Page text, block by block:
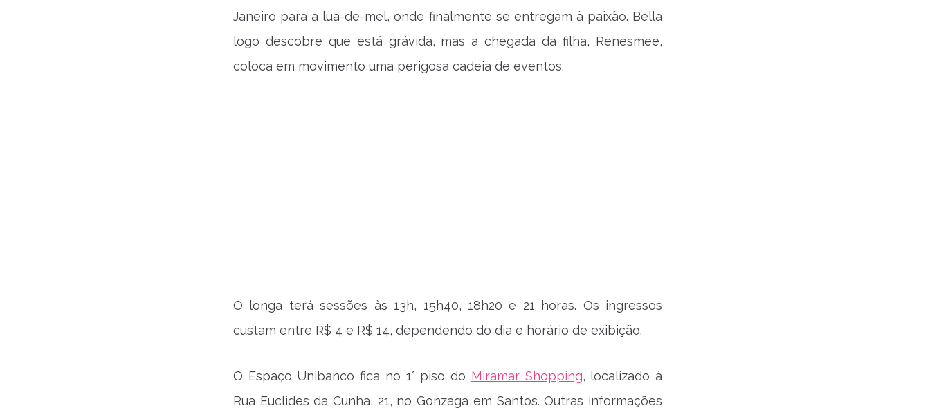
Janeiro para a lua-de-mel, onde finalmente se entregam à paixão. Bella
logo descobre que está grávida, mas a chegada da filha, Renesmee,
coloca em movimento uma perigosa cadeia de eventos.
O longa terá sessões às 13h, 15h40, 18h20 e 21 horas. Os ingressos
custam entre R$ 4 e R$ 14, dependendo do dia e horário de exibição.
O Espaço Unibanco fica no 1° piso do Miramar Shopping, localizado à
Rua Euclides da Cunha, 21, no Gonzaga em Santos. Outras informações